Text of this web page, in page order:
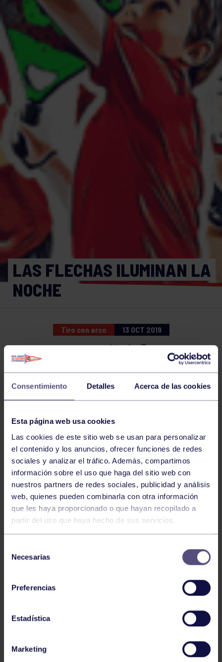
Consentimiento Detalles Acerca de las cookies
Esta página web usa cookies
Las cookies de este sitio web se usan para personalizar
el contenido y los anuncios, ofrecer funciones de redes
sociales y analizar el tráfico. Además, compartimos
información sobre el uso que haga del sitio web con
nuestros partners de redes sociales, publicidad y análisis
web, quienes pueden combinarla con otra información
que les haya proporcionado o que hayan recopilado a
partir del uso que haya hecho de sus servicios.
Necesarias
Preferencias
Estadística
Marketing
LAS FLECHAS ILUMINAN LA
NOCHE
Tiro con arco 13 OCT 2019
Comparte
Tiro con arco 03 Ago 2026
EL RGCC VUELVE A DESTACAR EN
TIRO CON ARCO
EL RGCC EN EL CAMPEONATO DE